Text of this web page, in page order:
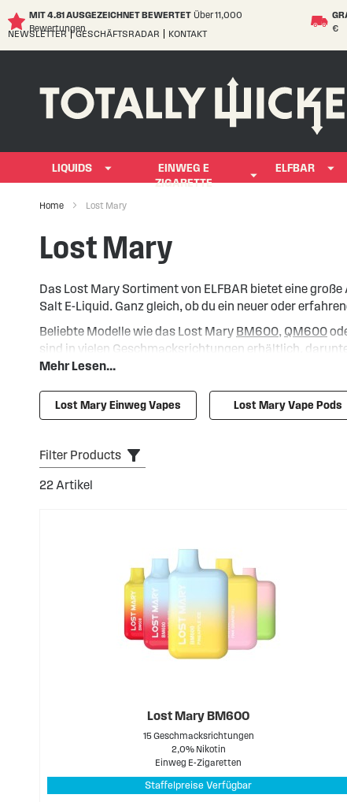
MIT 4.81 AUSGEZEICHNET BEWERTET Über 11,000
Bewertungen
€
Skip
NEWSLETTER GESCHÄFTSRADAR KONTAKT
LIQUIDS
EINWEG E
ZIGARETTE
ELFBAR
Home Lost Mary
Lost Mary
Das Lost Mary Sortiment von ELFBAR bietet eine
Salt E-Liquid. Ganz gleich, ob du ein neuer oder
Beliebte Modelle wie das Lost Mary BM600, QM600
sind in vielen Geschmacksrichtungen erhältlich,
Lost Mary steht für Qualität, Vielfalt und ein
Dampfverhalten passen, ob unterwegs oder zu Hause.
Mehr Lesen...
Lost Mary Einweg Vapes Lost Mary Vape Pods
Filter Products
22 Artikel
Lost Mary BM600
15 Geschmacksrichtungen
2,0% Nikotin
Einweg E-Zigaretten
Staffelpreise Verfügbar